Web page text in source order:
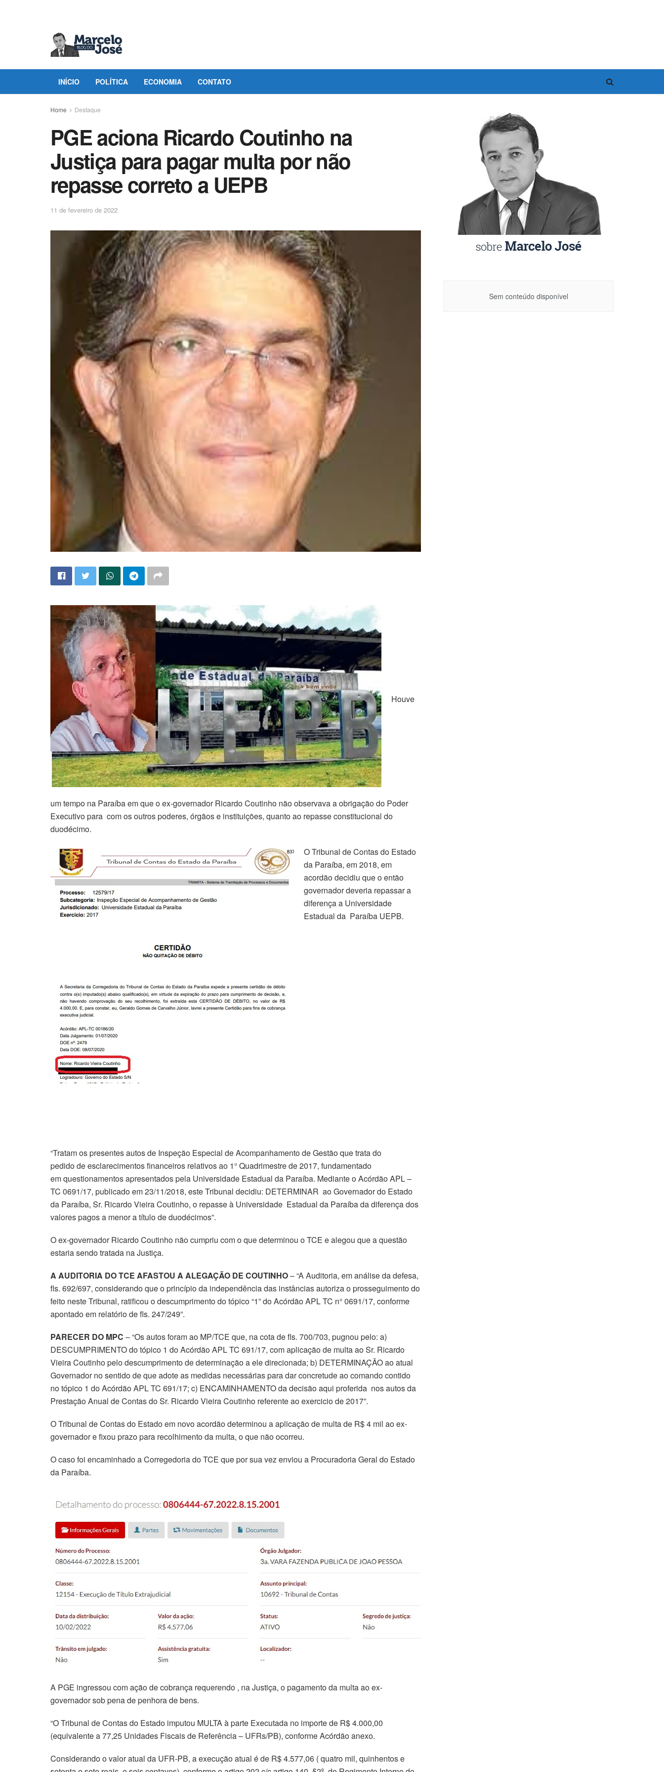
INÍCIO POLÍTICA ECONOMIA CONTATO
Home Destaque
PGE aciona Ricardo Coutinho na
Justiça para pagar multa por não
repasse correto a UEPB
11 de fevereiro de 2022
Houve
um tempo na Paraíba em que o ex-governador Ricardo Coutinho não observava a obrigação do Poder
Executivo para com os outros poderes, órgãos e instituições, quanto ao repasse constitucional do
duodécimo.
O Tribunal de Contas do Estado
da Paraíba, em 2018, em
acordão decidiu que o então
governador deveria repassar a
diferença a Universidade
Estadual da Paraíba UEPB.
“Tratam os presentes autos de Inspeção Especial de Acompanhamento de Gestão que trata do
pedido de esclarecimentos financeiros relativos ao 1° Quadrimestre de 2017, fundamentado
em questionamentos apresentados pela Universidade Estadual da Paraíba. Mediante o Acórdão APL –
TC 0691/17, publicado em 23/11/2018, este Tribunal decidiu: DETERMINAR ao Governador do Estado
da Paraíba, Sr. Ricardo Vieira Coutinho, o repasse à Universidade Estadual da Paraíba da diferença dos
valores pagos a menor a título de duodécimos”.
O ex-governador Ricardo Coutinho não cumpriu com o que determinou o TCE e alegou que a questão
estaria sendo tratada na Justiça.
A AUDITORIA DO TCE AFASTOU A ALEGAÇÃO DE COUTINHO– “A Auditoria, em análise da defesa,
fls. 692/697, considerando que o princípio da independência das instâncias autoriza o prosseguimento do
feito neste Tribunal, ratificou o descumprimento do tópico “1” do Acórdão APL TC n° 0691/17, conforme
apontado em relatório de fls. 247/249”.
PARECER DO MPC – “Os autos foram ao MP/TCE que, na cota de fls. 700/703, pugnou pelo: a)
DESCUMPRIMENTO do tópico 1 do Acórdão APL TC 691/17, com aplicação de multa ao Sr. Ricardo
Vieira Coutinho pelo descumprimento de determinação a ele direcionada; b) DETERMINAÇÃO ao atual
Governador no sentido de que adote as medidas necessárias para dar concretude ao comando contido
no tópico 1 do Acórdão APL TC 691/17; c) ENCAMINHAMENTO da decisão aqui proferida nos autos da
Prestação Anual de Contas do Sr. Ricardo Vieira Coutinho referente ao exercicio de 2017”.
O Tribunal de Contas do Estado em novo acordão determinou a aplicação de multa de R$ 4 mil ao ex-
governador e fixou prazo para recolhimento da multa, o que não ocorreu.
O caso foi encaminhado a Corregedoria do TCE que por sua vez enviou a Procuradoria Geral do Estado
da Paraíba.
A PGE ingressou com ação de cobrança requerendo , na Justiça, o pagamento da multa ao ex-
governador sob pena de penhora de bens.
“O Tribunal de Contas do Estado imputou MULTA à parte Executada no importe de R$ 4.000,00
(equivalente a 77,25 Unidades Fiscais de Referência – UFRs/PB), conforme Acórdão anexo.
Considerando o valor atual da UFR-PB, a execução atual é de R$ 4.577,06 ( quatro mil, quinhentos e
Sem conteúdo disponível